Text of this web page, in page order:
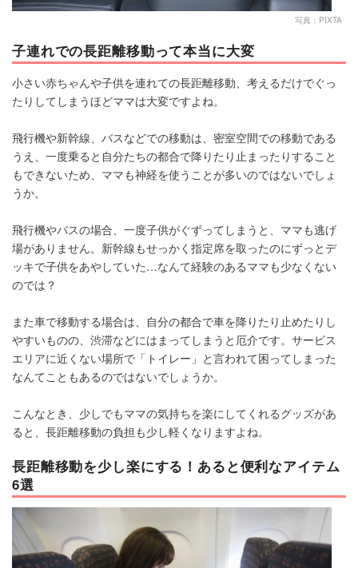
写真：PIXTA
子連れでの長距離移動って本当に大変
小さい赤ちゃんや子供を連れての長距離移動、考えるだけでぐっ
たりしてしまうほどママは大変ですよね。
飛行機や新幹線、バスなどでの移動は、密室空間での移動である
うえ、一度乗ると自分たちの都合で降りたり止まったりすること
もできないため、ママも神経を使うことが多いのではないでしょ
うか。
飛行機やバスの場合、一度子供がぐずってしまうと、ママも逃げ
場がありません。新幹線もせっかく指定席を取ったのにずっとデ
ッキで子供をあやしていた…なんて経験のあるママも少なくない
のでは？
また車で移動する場合は、自分の都合で車を降りたり止めたりし
やすいものの、渋滞などにはまってしまうと厄介です。サービス
エリアに近くない場所で「トイレー」と言われて困ってしまった
なんてこともあるのではないでしょうか。
こんなとき、少しでもママの気持ちを楽にしてくれるグッズがあ
ると、長距離移動の負担も少し軽くなりますよね。
長距離移動を少し楽にする！あると便利なアイテム
6選